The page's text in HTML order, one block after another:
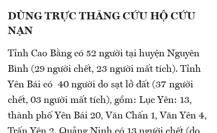
DÙNG TRỰC THĂNG CỨU HỘ CỨU
NẠN
Tỉnh Cao Bằng có 52 người tại huyện Nguyên
Bình (29 người chết, 23 người mất tích). Tỉnh
Yên Bái có 40 người do sạt lở đất (37 người
chết, 03 người mất tích), gồm: Lục Yên: 13,
thành phố Yên Bái 20, Văn Chấn 1, Văn Yên 4,